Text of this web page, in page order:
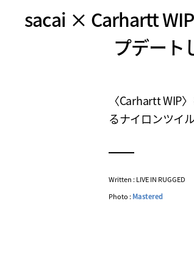
sacai × Carhartt
プデート
〈Carhartt WIP
るナイロンツイ
Written : LIVE IN RUGGED
Photo :Mastered